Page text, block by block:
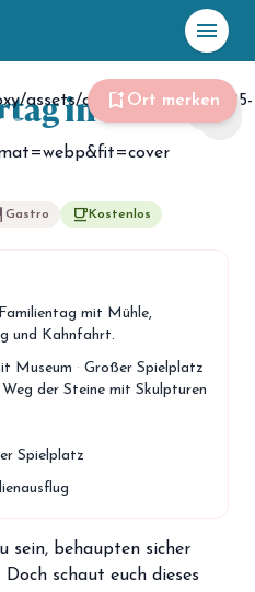
menu
chevron_right
bookmark_add Ort merken
Foto: Community Friedel1909
in
Gastro free_breakfast Kostenlos
share
mit Mühle,
und Kahnfahrt.
Museum · Großer Spielplatz
der Steine mit Skulpturen
Spielplatz
sein, behaupten sicher
schaut euch dieses